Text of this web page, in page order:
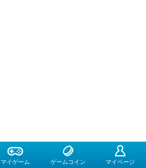
マイゲーム ゲームコイン マイページ